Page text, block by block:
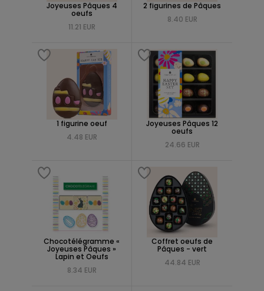
Joyeuses Pâques 4
oeufs
11.21 EUR
2 figurines de Pâques
8.40 EUR
1 figurine oeuf
4.48 EUR
Joyeuses Pâques 12
oeufs
24.66 EUR
Chocotélégramme «
Joyeuses Pâques »
Lapin et Oeufs
8.34 EUR
Coffret oeufs de
Pâques - vert
44.84 EUR